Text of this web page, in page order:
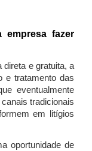
fazer
direta e gratuita, a
e tratamento das
eventualmente
tradicionais
em litígios
oportunidade de